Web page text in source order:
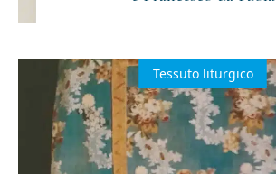
Tessuto liturgico